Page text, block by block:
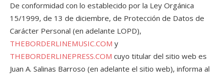
De conformidad con lo establecido por la Ley Orgánica
15/1999, de 13 de diciembre, de Protección de Datos de
Carácter Personal (en adelante LOPD),
THEBORDERLINEMUSIC.COM y
THEBORDERLINEPRESS.COM cuyo titular del sitio web es
Juan A. Salinas Barroso (en adelante el sitio web), informa al